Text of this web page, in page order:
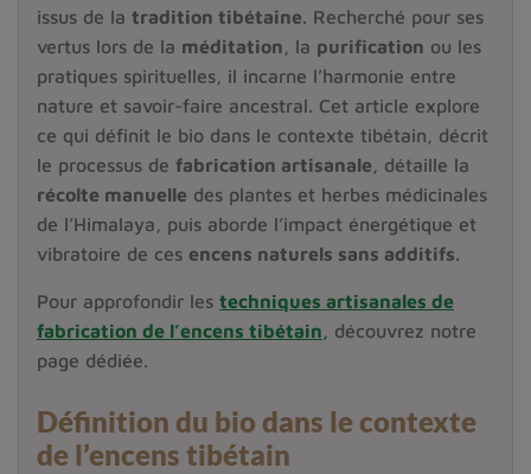
issus de la tradition tibétaine. Recherché pour ses
vertus lors de la méditation , la purification ou les
pratiques spirituelles, il incarne l’harmonie entre
nature et savoir-faire ancestral. Cet article explore
ce qui définit le bio dans le contexte tibétain, décrit
le processus de fabrication artisanale , détaille la
récolte manuelle des plantes et herbes médicinales
de l’Himalaya, puis aborde l’impact énergétique et
vibratoire de ces encens naturels sans additifs.
Pour approfondir les techniques artisanales de
fabrication de l’encens tibétain, découvrez notre
page dédiée.
Définition du bio dans le contexte
de l’encens tibétain